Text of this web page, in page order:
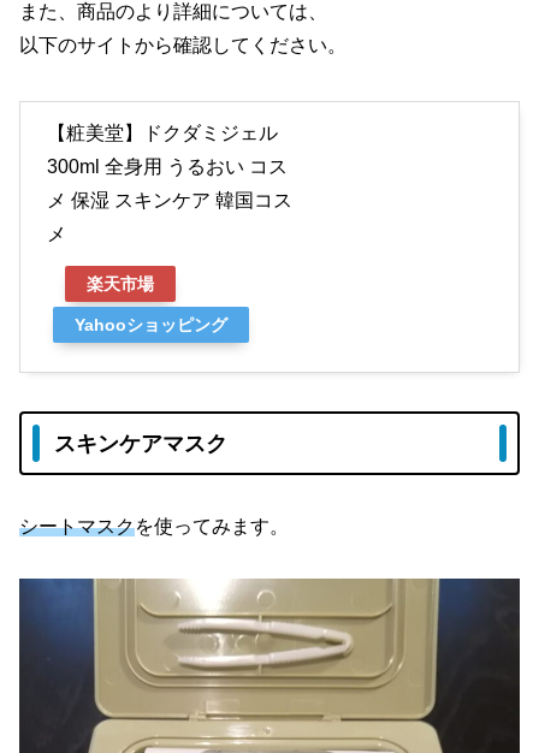
また、商品のより詳細については、
以下のサイトから確認してください。
【粧美堂】ドクダミジェル
300ml 全身用 うるおい コス
メ 保湿 スキンケア 韓国コス
メ
楽天市場
Yahooショッピング
スキンケアマスク
シートマスクを使ってみます。